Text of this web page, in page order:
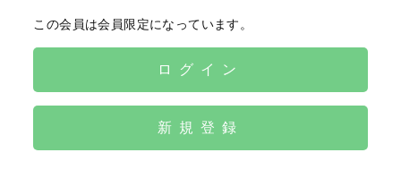
この会員は会員限定になっています。
ログイン
新規登録